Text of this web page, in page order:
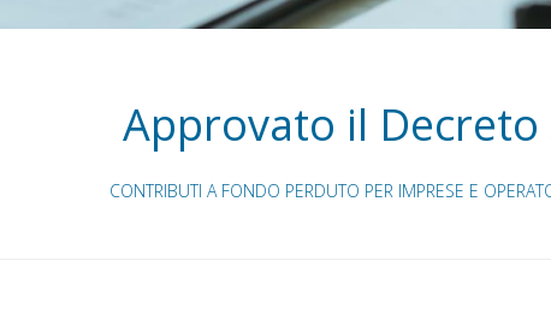
Approvato il Decreto
CONTRIBUTI A FONDO PERDUTO PER IMPRESE E